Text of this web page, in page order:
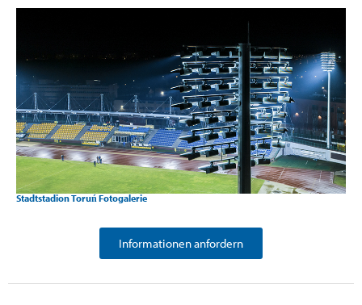
Stadtstadion Toruń Fotogalerie
Informationen anfordern